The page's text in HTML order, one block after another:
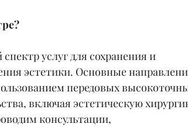
услуг для сохранения и
эстетики. Основные
передовых
включая эстетическую
консультации,